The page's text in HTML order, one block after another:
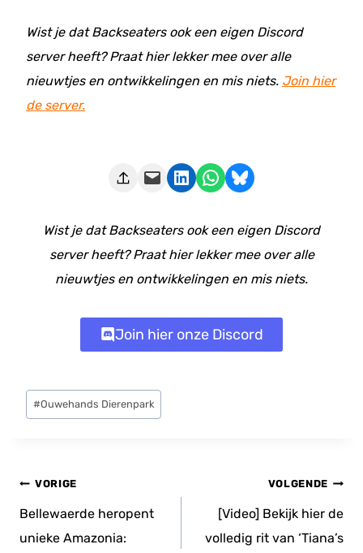
Wist je dat Backseaters ook een eigen Discord
server heeft? Praat hier lekker mee over alle
nieuwtjes en ontwikkelingen en mis niets. Join hier
de server.
Deze pagina e-mailen Delen op LinkedIn Delen via WhatsApp Share on Bluesky
Wist je dat Backseaters ook een eigen Discord
server heeft? Praat hier lekker mee over alle
nieuwtjes en ontwikkelingen en mis niets.
Join hier onze Discord
Bericht
tags:
#Ouwehands Dierenpark
Bericht
navigatie
VORIGE
Bellewaerde heropent
unieke Amazonia:
VOLGENDE
[Video] Bekijk hier de
volledig rit van ‘Tiana’s